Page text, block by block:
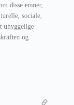
disse emner,
sociale,
uhyggelige
og